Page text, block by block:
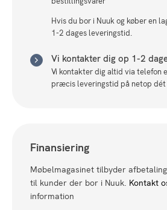
Hvis du bor i Nuuk og køber en
1-2 dages leveringstid.
Vi kontakter dig op 1-2
Vi kontakter dig altid via telefon
præcis leveringstid på netop
Finansiering
Møbelmagasinet tilbyder
til kunder der bor i Nuuk. Kontakt
information